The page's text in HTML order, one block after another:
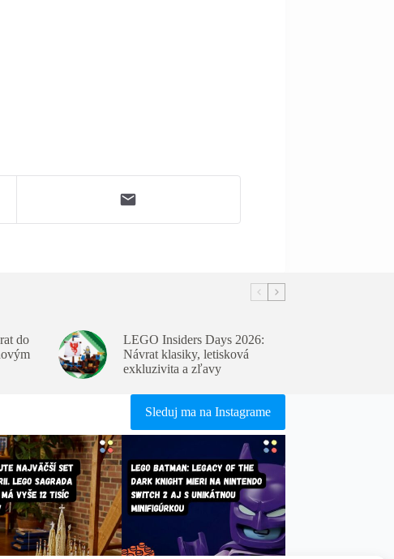
do
LEGO Insiders Days 2026:
Návrat klasiky, letisková
exkluzivita a zľavy
Sleduj ma na Instagrame